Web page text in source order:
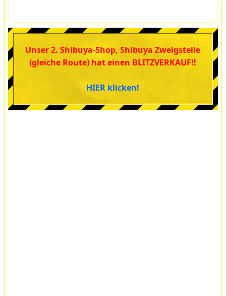
Unser 2. Shibuya-Shop, Shibuya Zweigstelle
(gleiche Route) hat einen BLITZVERKAUF!!
HIER klicken!